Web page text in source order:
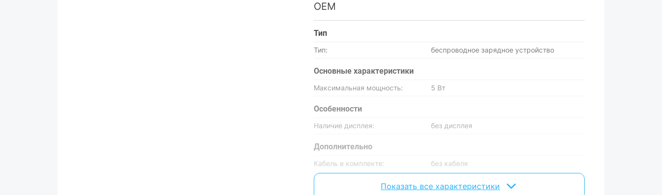
OEM
Тип
Тип: беспроводное зарядное устройство
Основные характеристики
Максимальная мощность: 5 Вт
Особенности
Наличие дисплея: без дисплея
Дополнительно
Кабель в комплекте: без кабеля
Физические характеристикиПоказать все характеристики